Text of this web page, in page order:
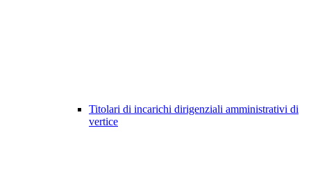
Titolari di incarichi dirigenziali amministrativi di
vertice